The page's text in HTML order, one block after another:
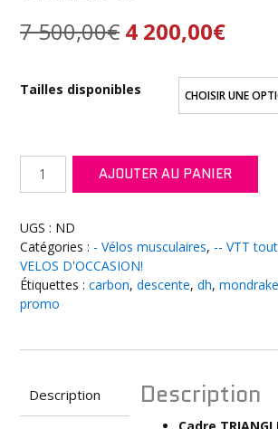
7 500,00€ Le
initial
7
4 200,00€Le
4
Tailles disponibles
Summum
Carbon
R
AJOUTER AU PANIER
UGS : ND
Catégories : - Vélos musculaires, -- VTT
VELOS D'OCCASION!
Étiquettes : carbon, descente, dh,
promo
Description Description